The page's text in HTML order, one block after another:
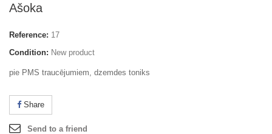
Ašoka
Reference: 17
Condition: New product
pie PMS traucējumiem, dzemdes toniks
Share
Send to a friend